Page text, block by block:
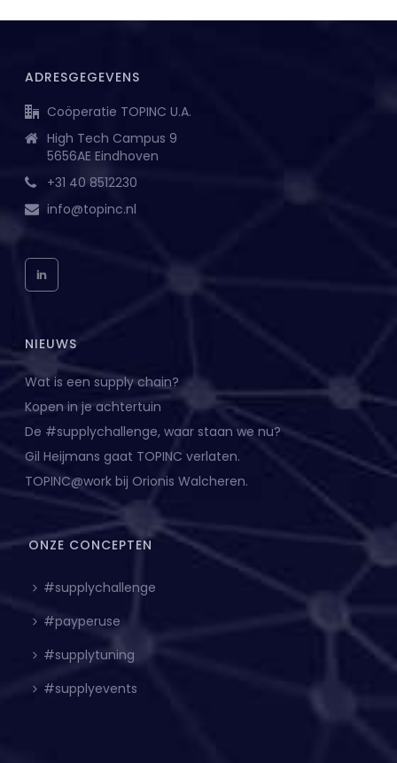
ADRESGEGEVENS
Coöperatie TOPINC U.A.
High Tech Campus 9
5656AE Eindhoven
+31 40 8512230
info@topinc.nl
NIEUWS
Wat is een supply chain?
Kopen in je achtertuin
De #supplychallenge, waar staan we nu?
Gil Heijmans gaat TOPINC verlaten.
TOPINC@work bij Orionis Walcheren.
ONZE CONCEPTEN
#supplychallenge
#payperuse
#supplytuning
#supplyevents